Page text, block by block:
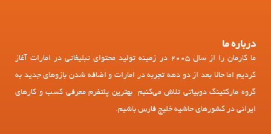
درباره ما
ما کارمان را از سال 2005 در زمینه تولید محتوای تبلیغاتی در امارات آغاز
کردیم اما حالا بعد از دو دهه تجربه در امارات و اضافه شدن بازوهای جدید به
گروه مارکتینگ دوبیاتی تلاش می‌کنیم بهترین پلتفرم معرفی کسب و کارهای
ایرانی در کشورهای حاشیه خلیج فارس باشیم.